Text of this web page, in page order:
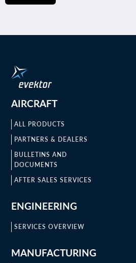
AIRCRAFT
ALL PRODUCTS
PARTNERS & DEALERS
BULLETINS AND
DOCUMENTS
AFTER SALES SERVICES
ENGINEERING
SERVICES OVERVIEW
MANUFACTURING